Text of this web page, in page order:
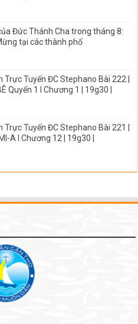
Đức Thánh Cha trong tháng 8:
tại các thành phố
Trực Tuyến ĐC Stephano Bài 222 |
Quyển 1 I Chương 1 | 19g30 |
Trực Tuyến ĐC Stephano Bài 221 |
A I Chương 12 | 19g30 |